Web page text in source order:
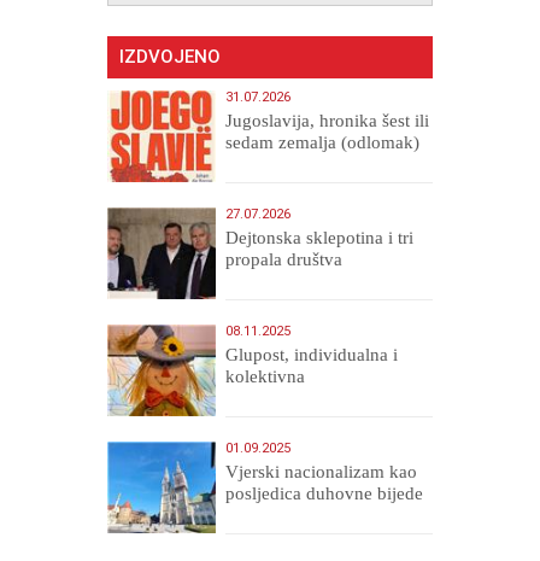
IZDVOJENO
31.07.2026
Jugoslavija, hronika šest ili
sedam zemalja (odlomak)
27.07.2026
Dejtonska sklepotina i tri
propala društva
08.11.2025
Glupost, individualna i
kolektivna
01.09.2025
​Vjerski nacionalizam kao
posljedica duhovne bijede